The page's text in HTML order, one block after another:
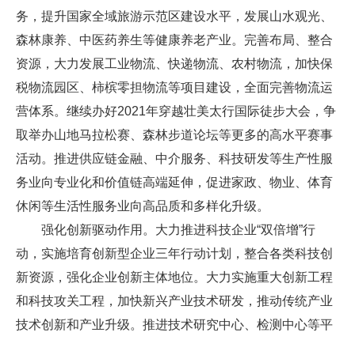
务，提升国家全域旅游示范区建设水平，发展山水观光、
森林康养、中医药养生等健康养老产业。完善布局、整合
资源，大力发展工业物流、快递物流、农村物流，加快保
税物流园区、柿槟零担物流等项目建设，全面完善物流运
营体系。继续办好2021年穿越壮美太行国际徒步大会，争
取举办山地马拉松赛、森林步道论坛等更多的高水平赛事
活动。推进供应链金融、中介服务、科技研发等生产性服
务业向专业化和价值链高端延伸，促进家政、物业、体育
休闲等生活性服务业向高品质和多样化升级。
强化创新驱动作用。大力推进科技企业“双倍增”行
动，实施培育创新型企业三年行动计划，整合各类科技创
新资源，强化企业创新主体地位。大力实施重大创新工程
和科技攻关工程，加快新兴产业技术研发，推动传统产业
技术创新和产业升级。推进技术研究中心、检测中心等平